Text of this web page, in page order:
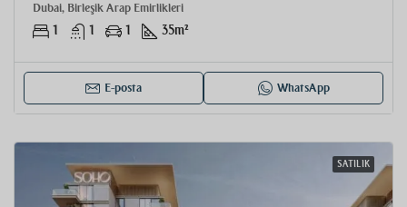
Dubai, Birleşik Arap Emirlikleri
1 1 1 35m²
E-posta WhatsApp
SATILIK